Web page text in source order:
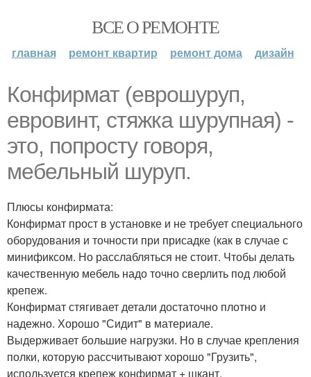
ВСЕ О РЕМОНТЕ
главная ремонт квартир ремонт дома дизайн
Конфирмат (еврошуруп,
евровинт, стяжка шурупная) -
это, попросту говоря,
мебельный шуруп.
Плюсы конфирмата:
Конфирмат прост в установке и не требует специального
оборудования и точности при присадке (как в случае с
минификсом. Но расслабляться не стоит. Чтобы делать
качественную мебель надо точно сверлить под любой
крепеж.
Конфирмат стягивает детали достаточно плотно и
надежно. Хорошо "Сидит" в материале.
Выдерживает большие нагрузки. Но в случае крепления
полки, которую рассчитывают хорошо "Грузить",
используется крепеж конфирмат + шкант.